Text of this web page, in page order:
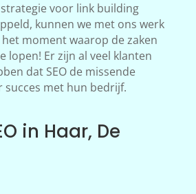
voor link building
kunnen we met ons werk
moment waarop de zaken
lopen! Er zijn al veel klanten
dat SEO de missende
succes met hun bedrijf.
in Haar, De